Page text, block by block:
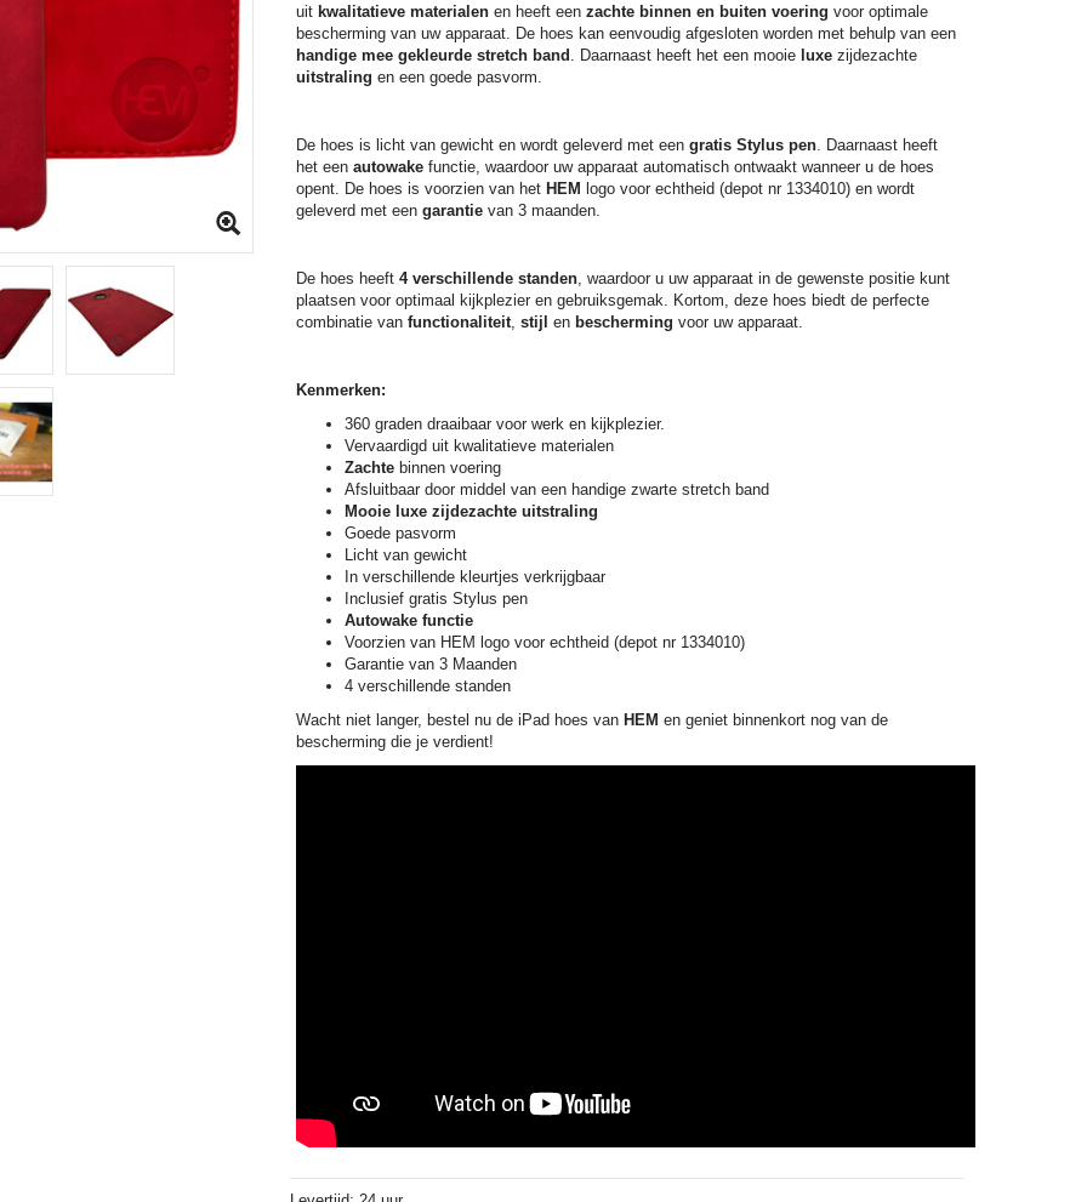
uit kwalitatieve materialen en heeft een zachte binnen en buiten voering voor optimale
bescherming van uw apparaat. De hoes kan eenvoudig afgesloten worden met behulp van een
handige mee gekleurde stretch band . Daarnaast heeft het een mooie luxe zijdezachte
uitstraling en een goede pasvorm.
De hoes is licht van gewicht en wordt geleverd met een gratis Stylus pen. Daarnaast heeft
het een autowake functie, waardoor uw apparaat automatisch ontwaakt wanneer u de hoes
opent. De hoes is voorzien van het HEM logo voor echtheid (depot nr 1334010) en wordt
geleverd met een garantie van 3 maanden.
De hoes heeft 4 verschillende standen, waardoor u uw apparaat in de gewenste positie kunt
plaatsen voor optimaal kijkplezier en gebruiksgemak. Kortom, deze hoes biedt de perfecte
combinatie van functionaliteit, stijl en bescherming voor uw apparaat.
Kenmerken:
360 graden draaibaar voor werk en kijkplezier.
Vervaardigd uit kwalitatieve materialen
Zachte binnen voering
Afsluitbaar door middel van een handige zwarte stretch band
Mooie luxe zijdezachte uitstraling
Goede pasvorm
Licht van gewicht
In verschillende kleurtjes verkrijgbaar
Inclusief gratis Stylus pen
Autowake functie
Voorzien van HEM logo voor echtheid (depot nr 1334010)
Garantie van 3 Maanden
4 verschillende standen
­­­Wacht niet langer, bestel nu de iPad hoes van HEM en geniet binnenkort nog van de
bescherming die je verdient!